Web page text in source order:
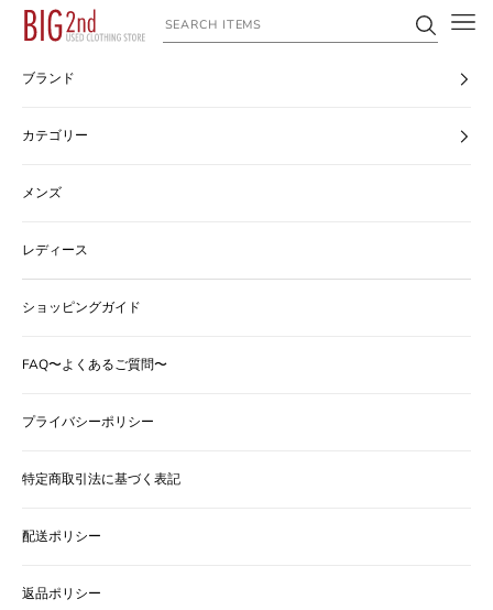
コンテンツへスキップ
ヴィンテージ古着のオンライン通販なら【公式】古着屋BIG2nd
ブランド
カテゴリー
メンズ
レディース
ショッピングガイド
FAQ〜よくあるご質問〜
プライバシーポリシー
特定商取引法に基づく表記
配送ポリシー
返品ポリシー